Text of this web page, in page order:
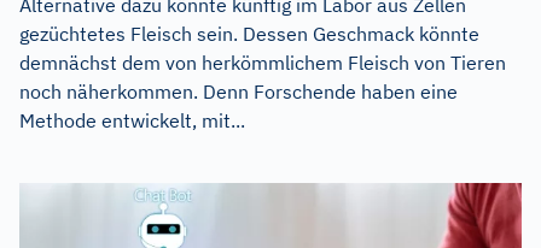
gezüchtetes Fleisch sein. Dessen Geschmack könnte
demnächst dem von herkömmlichem Fleisch von Tieren
noch näherkommen. Denn Forschende haben eine
Methode entwickelt, mit...